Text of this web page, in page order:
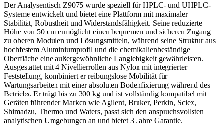
Der Analysentisch Z9075 wurde speziell fürHPLC- und UHPLC-
Systeme entwickelt und bietet eine Plattform mit maximaler
Stabilität, Robustheit und Widerstandsfähigkeit. Seine reduzierte
Höhe von 50 cm ermöglicht einen bequemen und sicheren Zugang
zu oberen Modulen und Lösungsmitteln, während seine Struktur aus
hochfestem Aluminiumprofil und die chemikalienbeständige
Oberfläche eine außergewöhnliche Langlebigkeit gewährleisten.
Ausgestattet mit 4 Nivellierrollen aus Nylon mit integrierter
Feststellung, kombiniert er reibungslose Mobilität für
Wartungsarbeiten mit einer absoluten Bodenfixierung während des
Betriebs. Er trägt bis zu 300 kg und ist vollständig kompatibel mit
Geräten führender Marken wie Agilent, Bruker, Perkin, Sciex,
Shimadzu, Thermo und Waters, passt sich den anspruchsvollsten
analytischen Umgebungen an und bietet 3 Jahre Garantie.